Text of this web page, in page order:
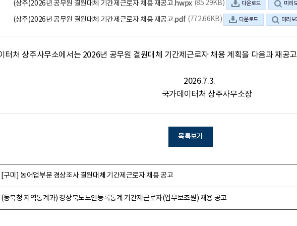
(상주)2026년 공무원 결원대체 기간제근로자 채용 재공고.hwpx (85.29KB) 다운로드 미리
(상주)2026년 공무원 결원대체 기간제근로자 채용 재공고.pdf (772.66KB) 다운로드 미리보
터처 상주사무소에서는 2026년 공무원 결원대체 기간제근로자 채용 계획을 다음과 재공
                                                                                                      국가데이터처 상주사무소장
목록보기
[구미] 농어업부문 경상조사 결원대체 기간제근로자 채용 공고
(동북청 지역통계과) 경상북도노인등록통계 기간제근로자(업무보조원) 채용 공고